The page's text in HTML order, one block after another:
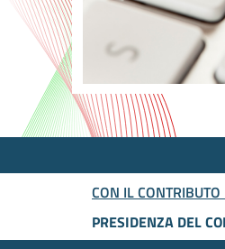
CON IL CONTRIBUTO
PRESIDENZA DEL